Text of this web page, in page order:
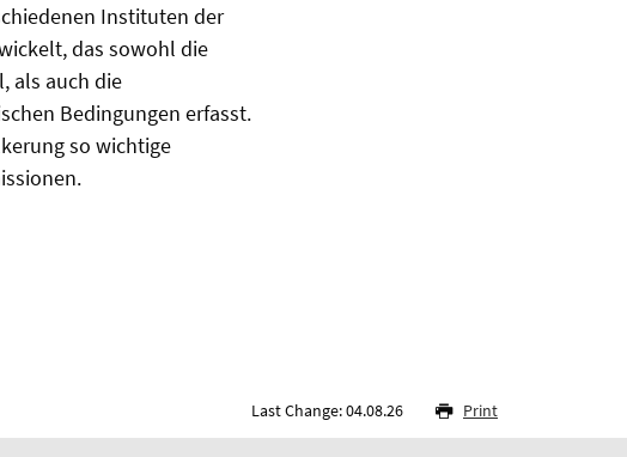
Instituten der
das sowohl die
als auch die
Bedingungen erfasst.
so wichtige
Last Change: 04.08.26 Print